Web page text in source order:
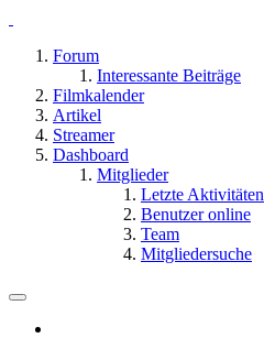
Forum
Interessante Beiträge
Filmkalender
Artikel
Streamer
Dashboard
Mitglieder
Letzte Aktivitäten
Benutzer online
Team
Mitgliedersuche